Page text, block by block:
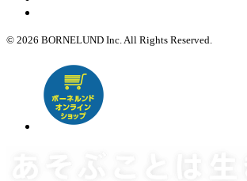
© 2026 BORNELUND Inc. All Rights Reserved.